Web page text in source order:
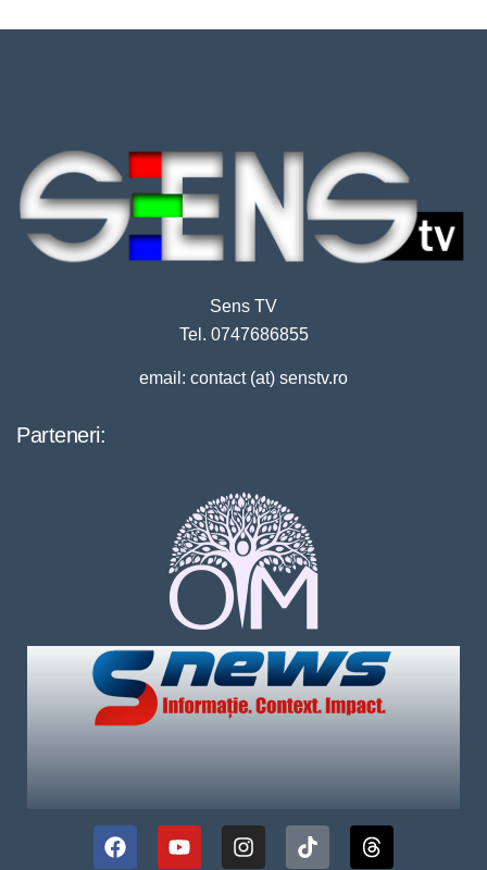
Sens TV
Tel. 0747686855
email: contact (at) senstv.ro
Parteneri: